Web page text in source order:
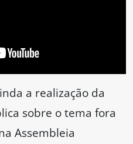
a realização da
sobre o tema fora
Assembleia